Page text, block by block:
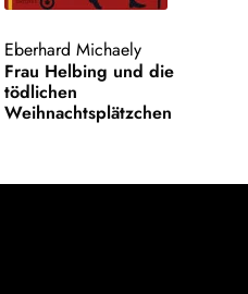
Eberhard Michaely
Frau Helbing und die
tödlichen
Weihnachtsplätzchen